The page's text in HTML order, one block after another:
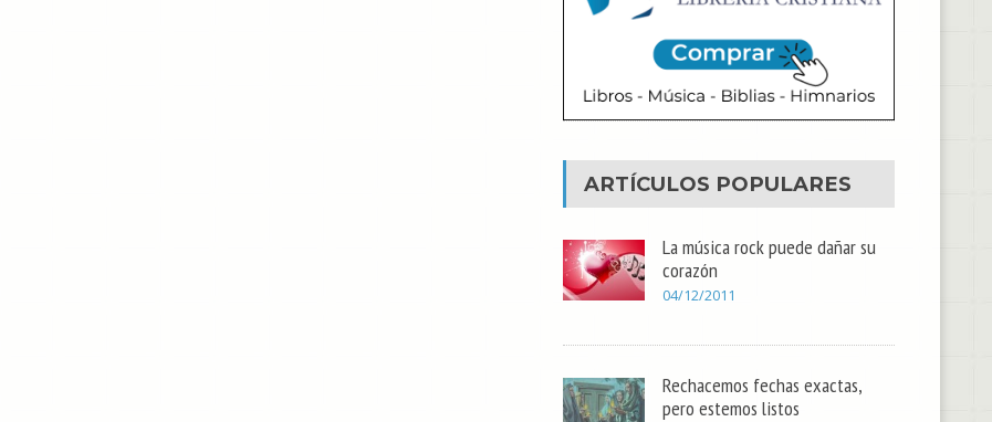
ARTÍCULOS POPULARES
La música rock puede dañar su
corazón
04/12/2011
Rechacemos fechas exactas,
pero estemos listos